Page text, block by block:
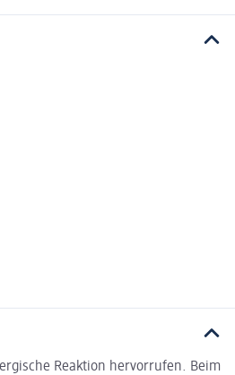
Reaktion hervorrufen. Beim